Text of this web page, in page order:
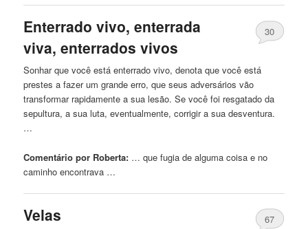
Enterrado vivo, enterrada
viva, enterrados vivos
30
Sonhar que você está enterrado vivo, denota que você está
prestes a fazer um grande erro, que seus adversários vão
transformar rapidamente a sua lesão. Se você foi resgatado da
sepultura, a sua luta, eventualmente, corrigir a sua desventura.
…
Comentário por Roberta: … que fugiade alguma coisa e no
caminho encontrava …
Velas
67